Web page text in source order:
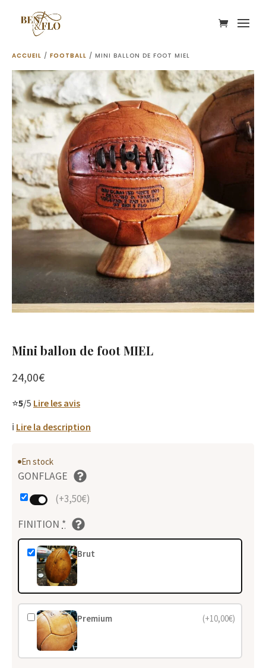
ACCUEIL / FOOTBALL / MINI BALLON DE FOOT MIEL
Mini ballon de foot MIEL
24,00€
⭐5/5 Lire les avis
ℹ️ Lire la description
En stock
GONFLAGE
(+3,50€)
FINITION *
Brut
Premium (+10,00€)